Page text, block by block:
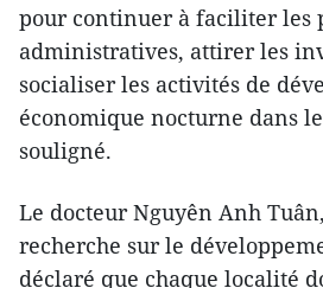
pour continuer à faciliter les
administratives, attirer les
socialiser les activités de
économique nocturne dans
souligné.
Le docteur Nguyên Anh
recherche sur le
déclaré que chaque localité